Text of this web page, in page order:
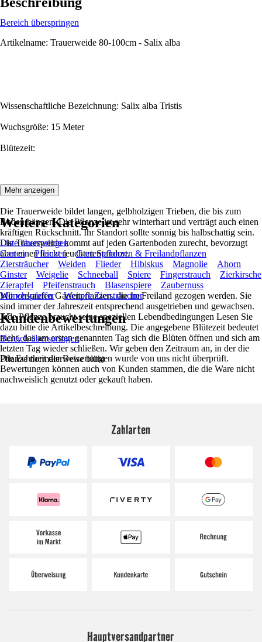
Bereich überspringen
Artikelname: Trauerweide 80-100cm - Salix alba
Wissenschaftliche Bezeichnung: Salix alba Tristis
Wuchsgröße: 15 Meter
Blütezeit:
Beschreibung:
Die Trauerweide bildet langen, gelbholzigen Trieben, die bis zum
Boden hängen. Die Pflanze ist sehr winterhart und verträgt auch einen
kräftigen Rückschnitt. Ihr Standort sollte sonnig bis halbschattig sein.
Die Trauerweide kommt auf jeden Gartenboden zurecht, bevorzugt
aber einen leicht feuchten Standort.
Wir verkaufen Gartenpflanzen, die im Freiland gezogen werden. Sie
sind immer der Jahreszeit entsprechend ausgetrieben und gewachsen.
Jede Pflanze braucht seine speziellen Lebendbedingungen Lesen Sie
dazu bitte die Artikelbeschreibung. Die angegebene Blütezeit bedeutet
nicht, das am ersten genannten Tag sich die Blüten öffnen und sich am
letzten Tag wieder schließen. Wir geben den Zeitraum an, in der die
Pflanze normalerweise blüht
Mehr anzeigen
Weitere Kategorien
Liste überspringen
Garten
Pflanzen
Gartenpflanzen & Freilandpflanzen
Ziersträucher
Weiden Flieder Hibiskus Magnolie
Ahorn
Ginster
Weigelie Schneeball Spiere Fingerstrauch
Zierkirsche
Zierapfel
Pfeifenstrauch Blasenspiere
Zaubernuss
Mönchspfeffer
Weitere Ziersträucher
Kundenbewertungen
Bereich überspringen
Die Echtheit der Bewertungen wurde von uns nicht überprüft.
Bewertungen können auch von Kunden stammen, die die Ware nicht
nachweislich genutzt oder gekauft haben.
Zahlarten
Hauptversandpartner